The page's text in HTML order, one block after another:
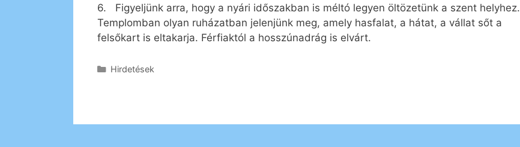
6. Figyeljünk arra, hogy a nyári időszakban is méltó legyen öltözetünk a szent helyhez.
Templomban olyan ruházatban jelenjünk meg, amely hasfalat, a hátat, a vállat sőt a
felsőkart is eltakarja. Férfiaktól a hosszúnadrág is elvárt.
Kategória
Hirdetések